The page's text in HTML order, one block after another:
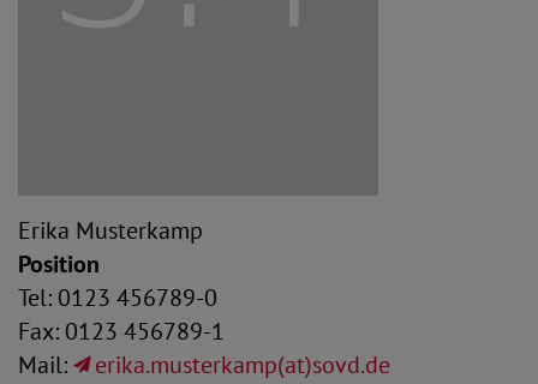
Erika Musterkamp
Position
Tel: 0123 456789-0
Fax: 0123 456789-1
Mail:
erika.musterkamp(at)sovd.de